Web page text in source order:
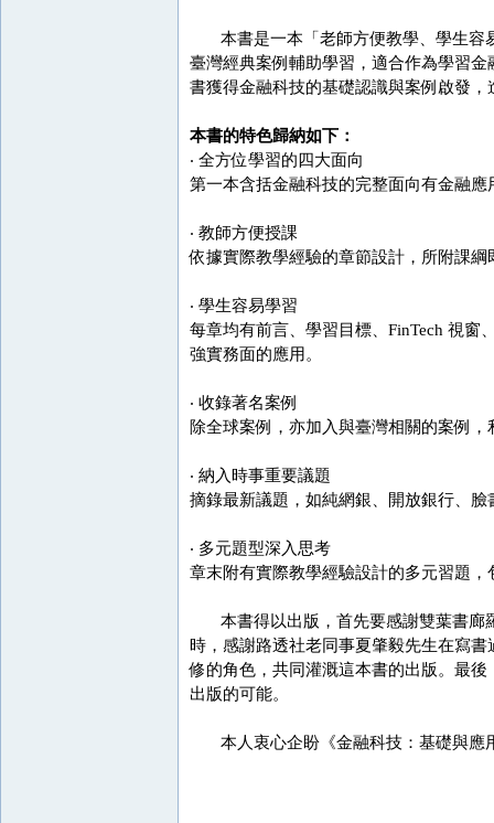
本書是一本「老師方便教學、學生容
臺灣經典案例輔助學習，適合作為學習
書獲得金融科技的基礎認識與案例啟發
本書的特色歸納如下：
‧ 全方位學習的四大面向
第一本含括金融科技的完整面向有金融
‧ 教師方便授課
依據實際教學經驗的章節設計，所附課
‧ 學生容易學習
每章均有前言、學習目標、FinTech 視窗
強實務面的應用。
‧ 收錄著名案例
除全球案例，亦加入與臺灣相關的案例
‧ 納入時事重要議題
摘錄最新議題，如純網銀、開放銀行、
‧ 多元題型深入思考
章末附有實際教學經驗設計的多元習題
本書得以出版，首先要感謝雙葉書廊
時，感謝路透社老同事夏肇毅先生在寫
修的角色，共同灌溉這本書的出版。最
出版的可能。
本人衷心企盼《金融科技：基礎與應